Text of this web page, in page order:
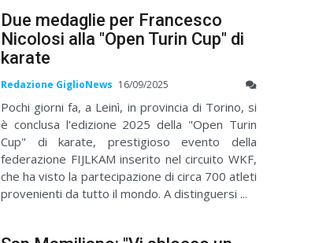
Due medaglie per Francesco
Nicolosi alla "Open Turin Cup" di
karate
Redazione GiglioNews 16/09/2025
Pochi giorni fa, a Leinì, in provincia di Torino, si
è conclusa l'edizione 2025 della "Open Turin
Cup" di karate, prestigioso evento della
federazione FIJLKAM inserito nel circuito WKF,
che ha visto la partecipazione di circa 700 atleti
provenienti da tutto il mondo. A distinguersi ...